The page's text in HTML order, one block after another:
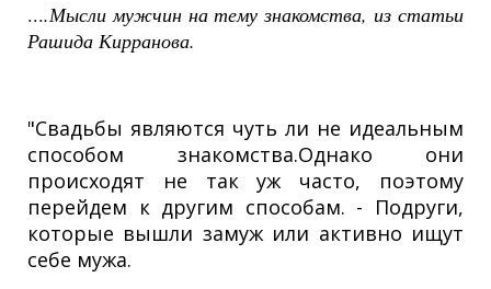
....Мысли мужчин на тему знакомства, из статьи
Рашида Кирранова.
"Свадьбы являются чуть ли не идеальным
способом знакомства.Однако они
происходят не так уж часто, поэтому
перейдем к другим способам. - Подруги,
которые вышли замуж или активно ищут
себе мужа.